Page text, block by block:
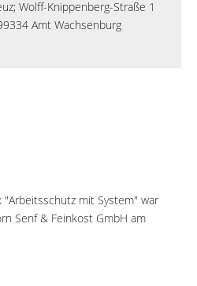
Wolff-Knippenberg-Straße 1
Amt Wachsenburg
mit System" war
Senf & Feinkost GmbH am